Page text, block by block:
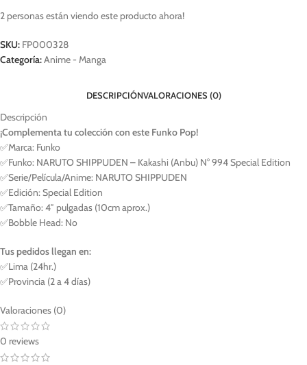
2 personas están viendo este producto ahora!
SKU: FP000328
Categoría:Anime - Manga
DESCRIPCIÓNVALORACIONES (0)
Descripción
¡Complementa tu colección con este Funko Pop!
✅Marca: Funko
✅Funko: NARUTO SHIPPUDEN – Kakashi (Anbu) N° 994 Special Edition
✅Serie/Película/Anime: NARUTO SHIPPUDEN
✅Edición: Special Edition
✅Tamaño: 4″ pulgadas (10cm aprox.)
✅Bobble Head: No
Tus pedidos llegan en:
✅Lima (24hr.)
✅Provincia (2 a 4 días)
Valoraciones (0)
0 reviews